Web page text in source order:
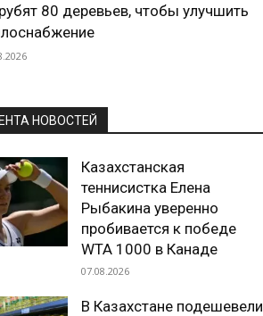
80 деревьев, чтобы улучшить
НОВОСТЕЙ
Казахстанская
теннисистка Елена
Рыбакина уверенно
пробивается к победе
WTA 1000 в Канаде
07.08.2026
В Казахстане подешевели